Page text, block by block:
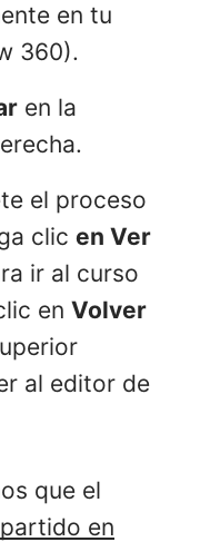
en tu
360).
en la
el proceso
clic en Ver
ir al curso
en Volver
al editor de
que el
en